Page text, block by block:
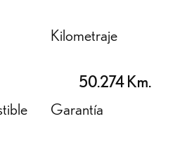
Kilometraje
50.274 Km.
Garantía